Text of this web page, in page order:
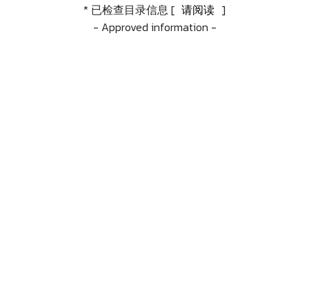
* 已检查目录信息 [ 请阅读 ]
- Approved information -